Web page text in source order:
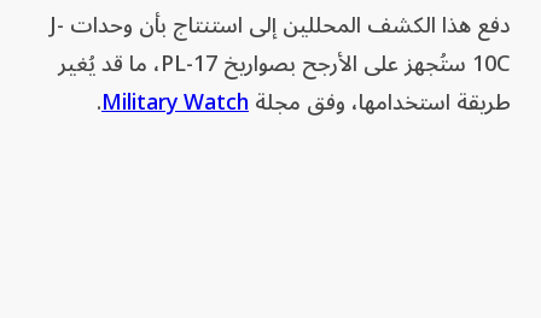
دفع هذا الكشف المحللين إلى استنتاج بأن وحدات J-
10C ستُجهز على الأرجح بصواريخ PL-17، ما قد يُغير
طريقة استخدامها، وفق مجلةMilitary Watch
.